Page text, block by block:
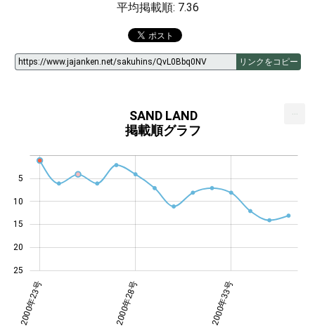
平均掲載順: 7.36
リンクをコピー
SAND LAND
掲載順グラフ
10
25
20
15
5
2000年23号
27号
31号
35号
2000年28号 2000年33号
...